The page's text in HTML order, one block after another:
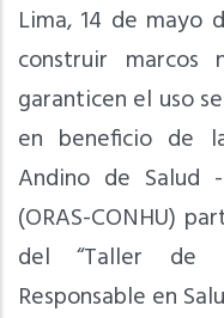
Lima, 14 de mayo
construir marcos
garanticen el uso
en beneficio de
Andino de Salud
(ORAS-CONHU)
del “Taller de
Responsable en